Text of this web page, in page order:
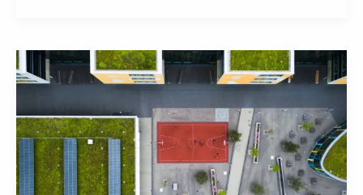
zmieniają
podejście
do
modernizacji
budynków